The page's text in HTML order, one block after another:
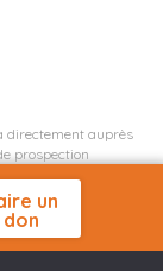
directement auprès
prospection
un
don